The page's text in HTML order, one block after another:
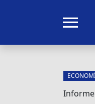
menu
Informe